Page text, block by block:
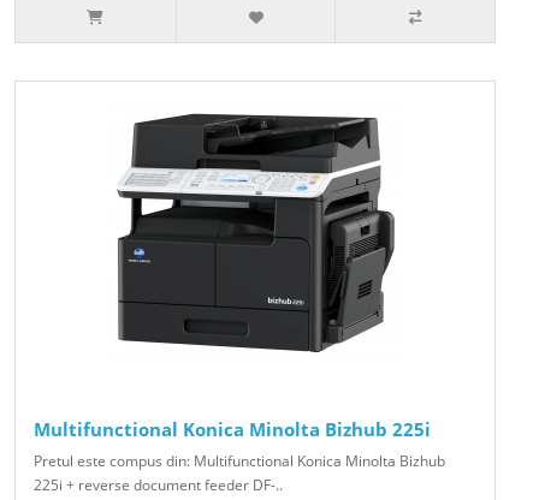
Multifunctional Konica Minolta Bizhub 225i
Pretul este compus din: Multifunctional Konica Minolta Bizhub
225i + reverse document feeder DF-..